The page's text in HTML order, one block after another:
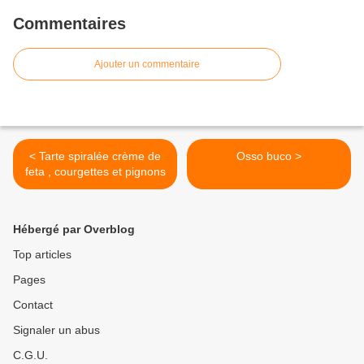
Commentaires
Ajouter un commentaire
< Tarte spiralée crème de
feta , courgettes et pignons
Osso buco >
Hébergé par Overblog
Top articles
Pages
Contact
Signaler un abus
C.G.U.